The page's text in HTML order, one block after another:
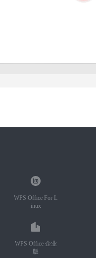
WPS Office For L
inux
WPS Office 企业
版